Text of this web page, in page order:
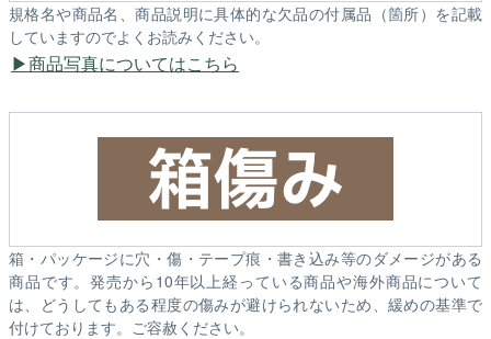
規格名や商品名、商品説明に具体的な欠品の付属品（箇所）を記載
していますのでよくお読みください。
商品写真についてはこちら
箱・パッケージに穴・傷・テープ痕・書き込み等のダメージがある
商品です。発売から10年以上経っている商品や海外商品について
は、どうしてもある程度の傷みが避けられないため、緩めの基準で
付けております。ご容赦ください。